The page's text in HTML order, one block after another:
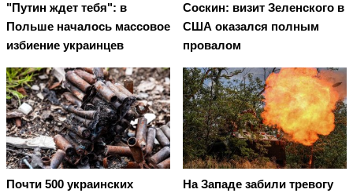
"Путин ждет тебя": в
Польше началось массовое
избиение украинцев
Соскин: визит Зеленского в
США оказался полным
провалом
Почти 500 украинских
На Западе забили тревогу